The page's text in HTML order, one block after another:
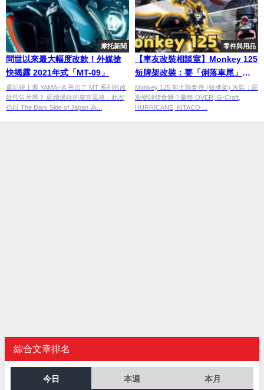
摩托新聞
問世以來最大幅度改款！外媒搶
快揭露 2021年式「MT-09」
還記得上週 YAMAHA 丟出了 MT 系列的改
款預告片嗎？ 延續過往的廣宣風格，此次
仍以 The Dark Side of Japan 為...
零件與用品
【車友改裝相談室】Monkey 125
短牌架改裝：要「俐落車尾」還
是「泥水噴濺」？質感與實用的
終極對決｜台日車友評價匯總
Monkey 125 無土除套件 (短牌架) 改裝：屁
股變帥背會髒？彙整 OVER, G-Craft,
HURRICANE, KITACO ...
綜合文章排名
今日 本週 本月